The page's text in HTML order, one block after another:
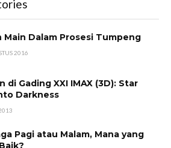
Main Dalam Prosesi Tumpeng
2016
di Gading XXI IMAX (3D): Star
Darkness
Pagi atau Malam, Mana yang